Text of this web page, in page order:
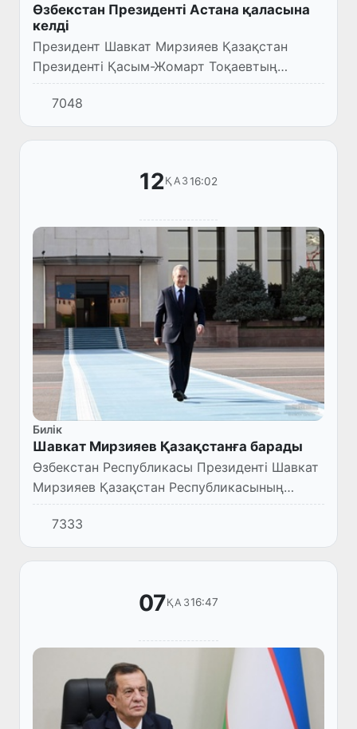
Өзбекстан Президенті Астана қаласына
келді
Президент Шавкат Мирзияев Қазақстан
Президенті Қасым-Жомарт Тоқаевтың
шақыруымен 12 қазанда Астана қаласына
іскерлік сапармен келді.
7048
12ҚАЗ16:02
Билік
Шавкат Мирзияев Қазақстанға барады
Өзбекстан Республикасы Президенті Шавкат
Мирзияев Қазақстан Республикасының
Президенті Қасым-Жомарт Тоқаевтың
шақыруымен 12 қазанда Астана қаласына
барады.
7333
07ҚАЗ16:47